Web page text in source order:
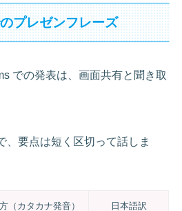
プレゼンフレーズ
での発表は、画面共有と聞き取
、要点は短く区切って話しま
（カタカナ発音） 日本語訳